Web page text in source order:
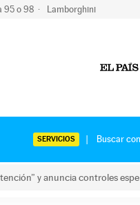
95 o 98 Lamborghini
SERVICIOS
y anuncia controles espe